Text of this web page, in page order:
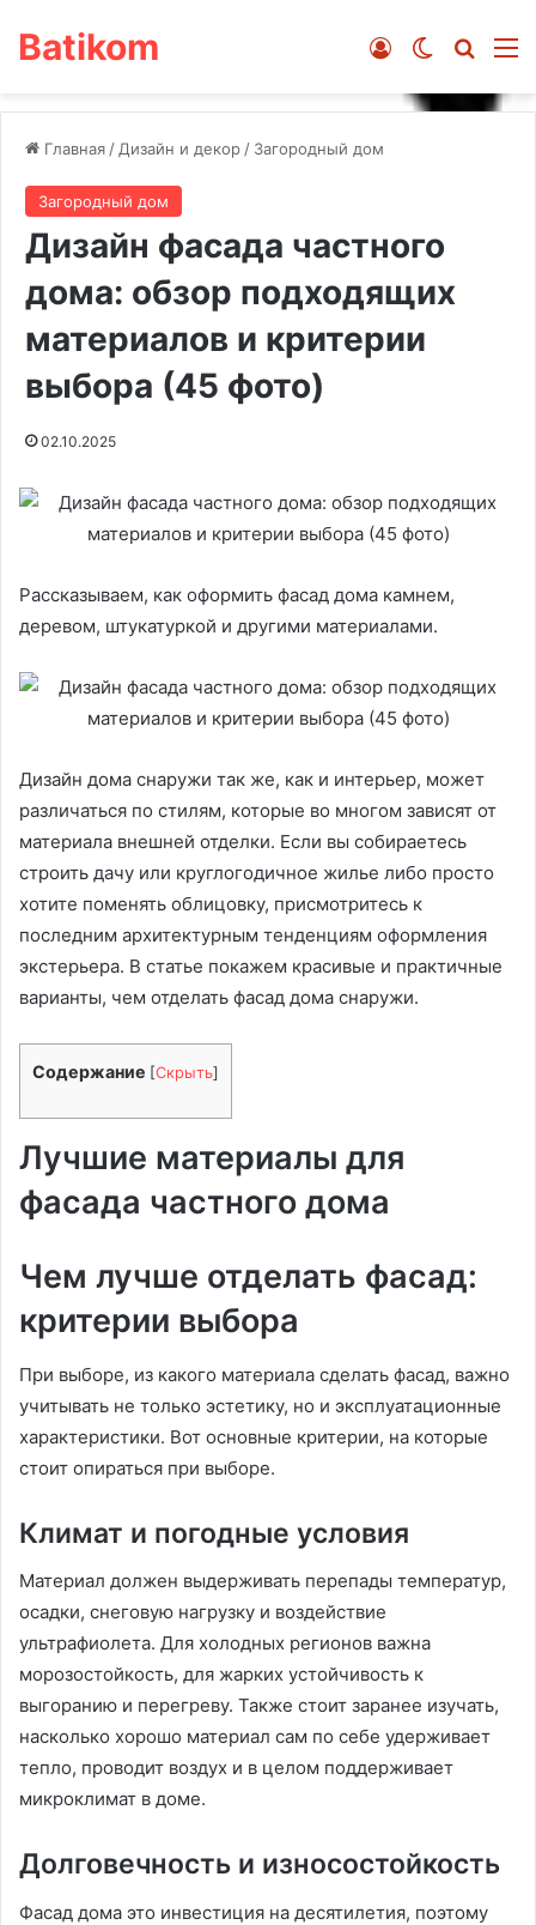
Batikom Switch skin
Войти
Главная / Дизайн и декор / Загородный дом
Загородный дом
Дизайн фасада частного
дома: обзор подходящих
материалов и критерии
выбора (45 фото)
02.10.2025
Рассказываем, как оформить фасад дома камнем,
деревом, штукатуркой и другими материалами.
Дизайн дома снаружи так же, как и интерьер, может
различаться по стилям, которые во многом зависят от
материала внешней отделки. Если вы собираетесь
строить дачу или круглогодичное жилье либо просто
хотите поменять облицовку, присмотритесь к
последним архитектурным тенденциям оформления
экстерьера. В статье покажем красивые и практичные
варианты, чем отделать фасад дома снаружи.
Содержание [Скрыть]
Лучшие материалы для
фасада частного дома
Чем лучше отделать фасад:
критерии выбора
При выборе, из какого материала сделать фасад, важно
учитывать не только эстетику, но и эксплуатационные
характеристики. Вот основные критерии, на которые
стоит опираться при выборе.
Климат и погодные условия
Материал должен выдерживать перепады температур,
осадки, снеговую нагрузку и воздействие
ультрафиолета. Для холодных регионов важна
морозостойкость, для жарких устойчивость к
выгоранию и перегреву. Также стоит заранее изучать,
насколько хорошо материал сам по себе удерживает
тепло, проводит воздух и в целом поддерживает
микроклимат в доме.
Долговечность и износостойкость
Фасад дома это инвестиция на десятилетия, поэтому